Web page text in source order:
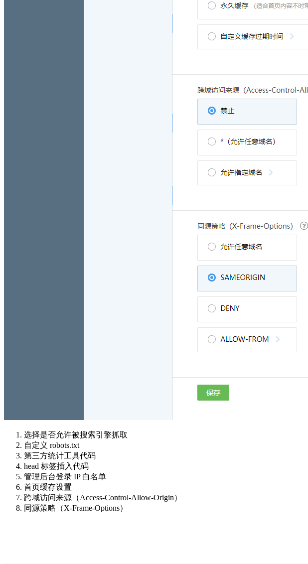
选择是否允许被搜索引擎抓取
自定义 robots.txt
第三方统计工具代码
head 标签插入代码
管理后台登录 IP 白名单
首页缓存设置
跨域访问来源（Access-Control-Allow-Origin）
同源策略（X-Frame-Options）